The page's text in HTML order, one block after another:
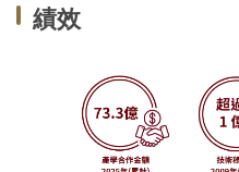
所屬研究中心
績效